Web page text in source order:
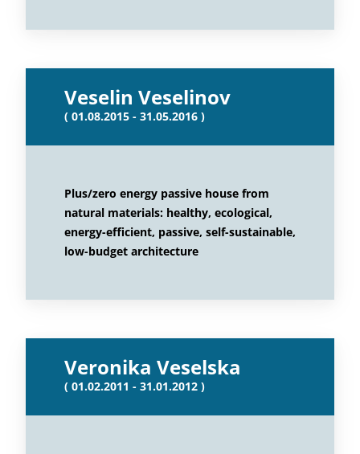
Veselin Veselinov
( 01.08.2015 - 31.05.2016 )
Plus/zero energy passive house from
natural materials: healthy, ecological,
energy-efficient, passive, self-sustainable,
low-budget architecture
Veronika Veselska
( 01.02.2011 - 31.01.2012 )